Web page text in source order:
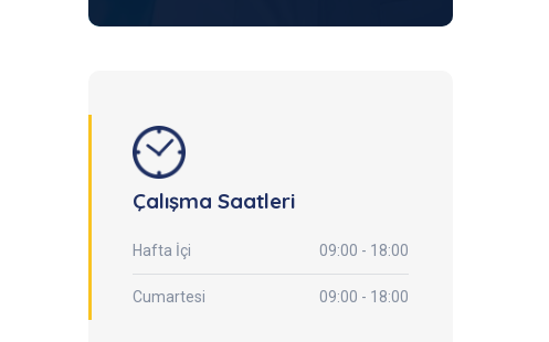
Çalışma Saatleri
Hafta İçi 09:00 - 18:00
Cumartesi 09:00 - 18:00